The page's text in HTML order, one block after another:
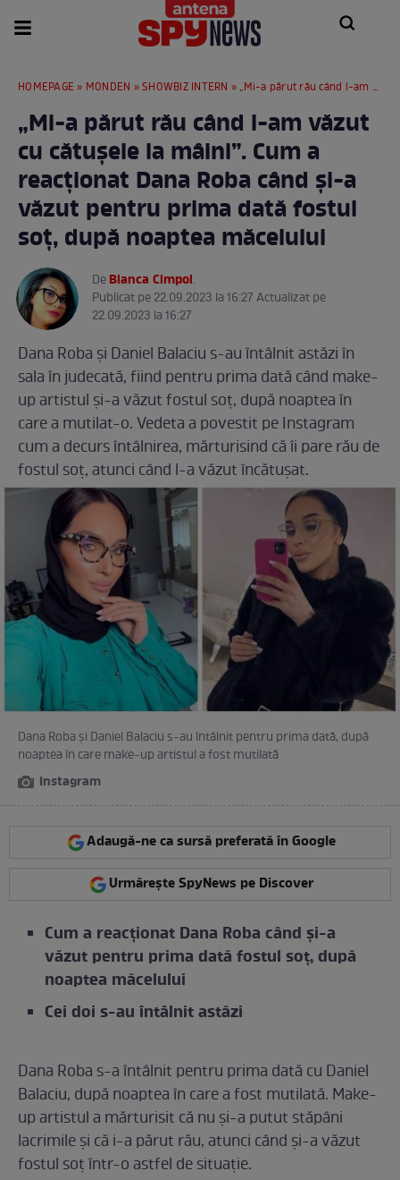
HOMEPAGE » MONDEN »SHOWBIZ INTERN » „Mi-a părut rău când l-am văzut cu cătușele la mâini”. Cum a reacționat Dana Roba când și-a văzut pentru prima dată fostul soț, după noaptea măcelului
„Mi-a părut rău când l-am văzut
cu cătușele la mâini”. Cum a
reacționat Dana Roba când și-a
văzut pentru prima dată fostul
soț, după noaptea măcelului
DeBianca Cimpoi.
Publicat pe 22.09.2023 la 16:27 Actualizat pe
22.09.2023 la 16:27
Dana Roba și Daniel Balaciu s-au întâlnit astăzi în
sala în judecată, fiind pentru prima dată când make-
up artistul și-a văzut fostul soț, după noaptea în
care a mutilat-o. Vedeta a povestit pe Instagram
cum a decurs întâlnirea, mărturisind că îi pare rău de
fostul soț, atunci când l-a văzut încătușat.
Dana Roba și Daniel Balaciu s-au întâlnit pentru prima dată, după
noaptea în care make-up artistul a fost mutilată
Instagram
Adaugă-ne ca sursă preferată în Google
Urmărește SpyNews pe Discover
Cum a reacționat Dana Roba când și-a
văzut pentru prima dată fostul soț, după
noaptea măcelului
Cei doi s-au întâlnit astăzi
Dana Roba s-a întâlnit pentru prima dată cu Daniel
Balaciu, după noaptea în care a fost mutilată. Make-
up artistul a mărturisit că nu și-a putut stăpâni
lacrimile și că i-a părut rău, atunci când și-a văzut
fostul soț într-o astfel de situație.